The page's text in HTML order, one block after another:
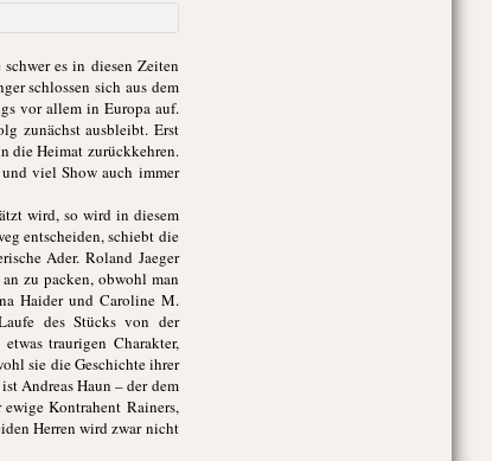
es in diesen Zeiten
schlossen sich aus dem
vor allem in Europa auf.
zunächst ausbleibt. Erst
die Heimat zurückkehren.
viel Show auch immer
wird, so wird in diesem
entscheiden, schiebt die
Ader. Roland Jaeger
zu packen, obwohl man
Haider und Caroline M.
des Stücks von der
traurigen Charakter,
sie die Geschichte ihrer
Andreas Haun – der dem
Kontrahent Rainers,
Herren wird zwar nicht